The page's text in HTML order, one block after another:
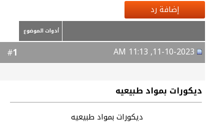
إضافة رد
أدوات الموضوع
1
ديكورات بمواد طبيعيه
ديكورات بمواد طبيعيه